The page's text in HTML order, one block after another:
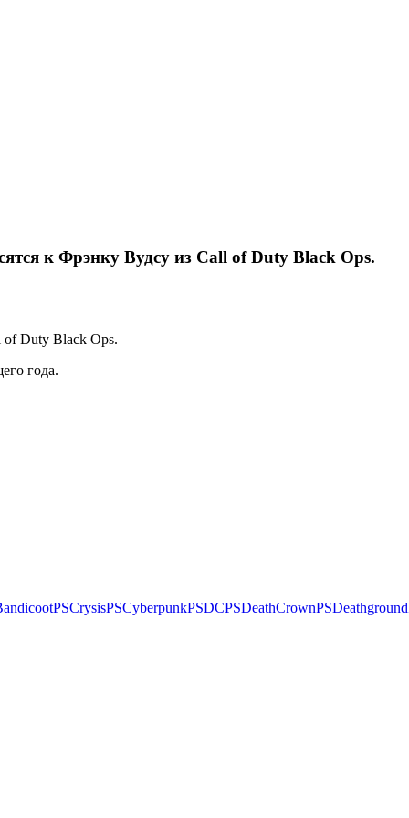
к Фрэнку Вудсу из Call of Duty Black Ops.
of Duty Black Ops.
года.
PSCrysisPSCyberpunkPSDCPSDeathCrownPSDeathground